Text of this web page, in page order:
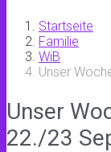
Startseite
Familie
WiB
Unser
Unser
22./23